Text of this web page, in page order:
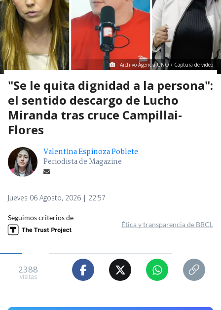
Archivo Agencia UNO / Captura de video
"Se le quita dignidad a la persona":
el sentido descargo de Lucho
Miranda tras cruce Campillai-
Flores
Valentina Espinoza Poblete
Periodista de Magazine
Jueves 06 Agosto, 2026 | 22:57
Seguimos criterios de
Ética y transparencia de BBCL
2388
visitas